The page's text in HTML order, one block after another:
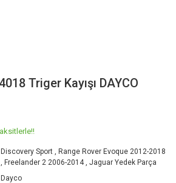
Triger Kayışı DAYCO
Discovery Sport ,Range Rover Evoque 2012-2018
,Freelander 2 2006-2014 ,Jaguar Yedek Parça
Dayco